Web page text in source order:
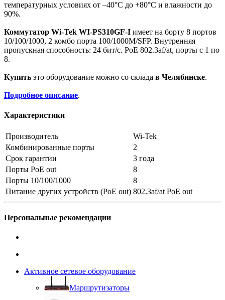
температурных условиях от –40°C до +80°C и влажности до
90%.
Коммутатор Wi-Tek WI-PS310GF-I имеет на борту 8 портов
10/100/1000, 2 комбо порта 100/1000M/SFP. Внутренняя
пропускная способность: 24 бит/с. PoE 802.3af/at, порты с 1 по
8.
Купить это оборудование можно со склада в Челябинске.
Подробное описание.
Характеристики
Производитель
Wi-Tek
Комбинированные порты
2
Срок гарантии
3 года
Порты PoE out
8
Порты 10/100/1000
8
Питание других устройств (PoE out) 802.3af/at PoE out
Персональные рекомендации
Активное сетевое оборудование
Маршрутизаторы